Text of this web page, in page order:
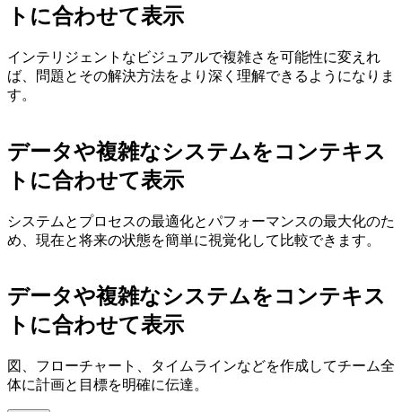
トに合わせて表示
インテリジェントなビジュアルで複雑さを可能性に変えれ
ば、問題とその解決方法をより深く理解できるようになりま
す。
データや複雑なシステムをコンテキス
トに合わせて表示
システムとプロセスの最適化とパフォーマンスの最大化のた
め、現在と将来の状態を簡単に視覚化して比較できます。
データや複雑なシステムをコンテキス
トに合わせて表示
図、フローチャート、タイムラインなどを作成してチーム全
体に計画と目標を明確に伝達。